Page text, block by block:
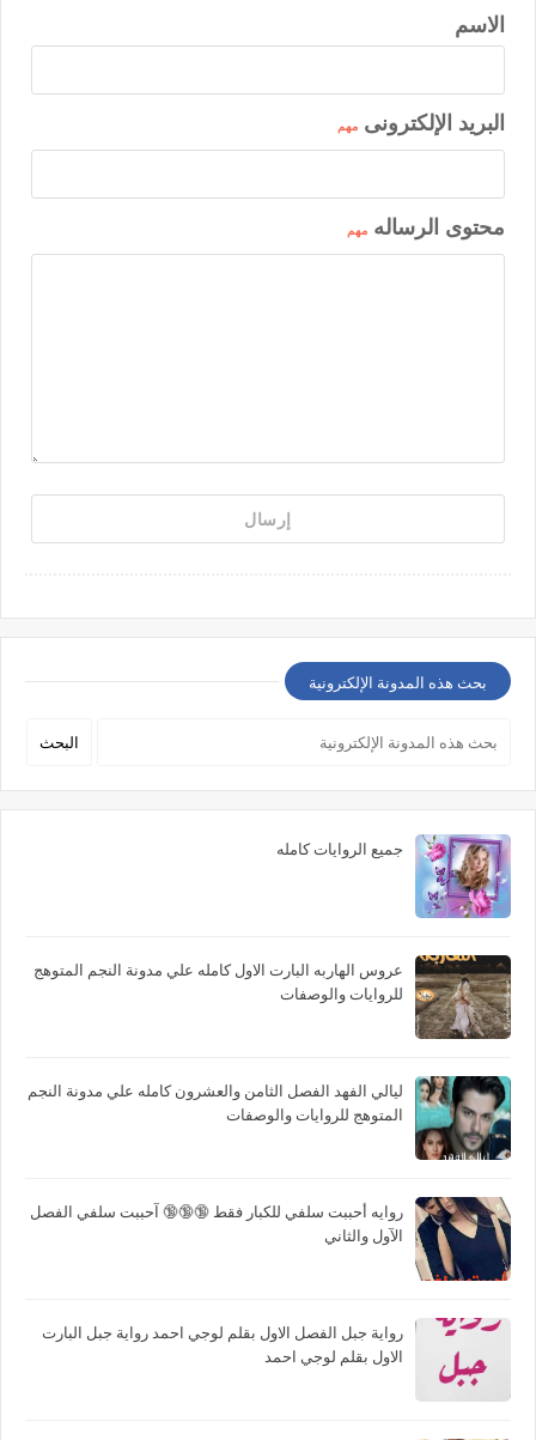
الاسم
البريد الإلكترونى مهم
محتوى الرساله مهم
بحث هذه المدونة الإلكترونية
جميع الروايات كامله
عروس الهاربه البارت الاول كامله علي مدونة النجم المتوهج
للروايات والوصفات
ليالي الفهد الفصل الثامن والعشرون كامله علي مدونة النجم
المتوهج للروايات والوصفات
روايه أحببت سلفي للكبار فقط 🔞🔞🔞 آحببت سلفي الفصل
الآول والثاني
رواية جبل الفصل الاول بقلم لوجي احمد رواية جبل البارت
الاول بقلم لوجي احمد